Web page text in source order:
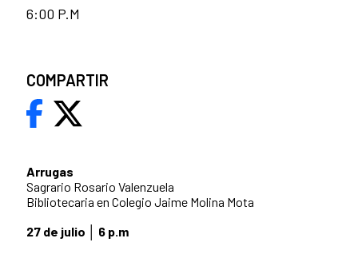
Arrugas
Sagrario Rosario Valenzuela
Bibliotecaria en Colegio Jaime Molina Mota
27 de julio │ 6 p.m
6:00 P.M
COMPARTIR